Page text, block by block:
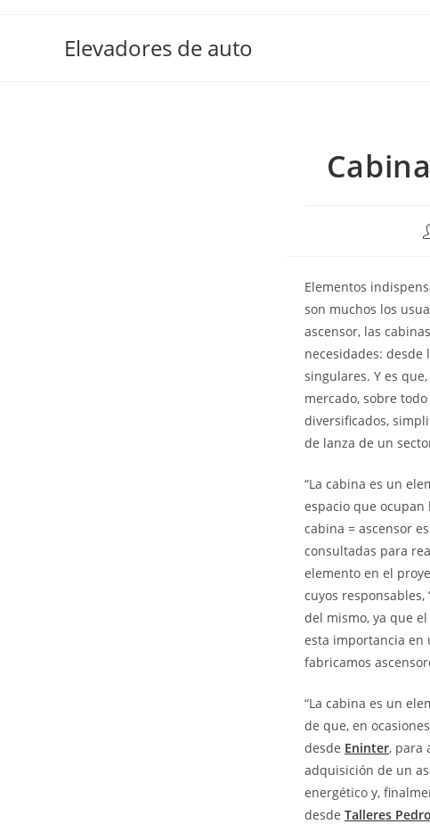
Elevadores de auto
Elementos
son muchos los
ascensor, las
necesidades: desde
singulares. Y es
mercado, sobre
diversificados,
de lanza de un
“La cabina es un
espacio que
cabina = ascensor
consultadas para
elemento en el
cuyos
del mismo, ya que
esta importancia en
fabricamos
“La cabina es un
de que, en
desde Eninter, para
adquisición de un
energético y,
desde Talleres